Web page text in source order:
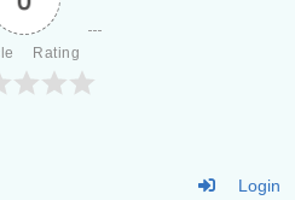
Rating
Login